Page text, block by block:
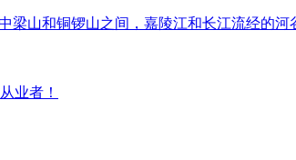
梁山和铜锣山之间，嘉陵江和长江流经的